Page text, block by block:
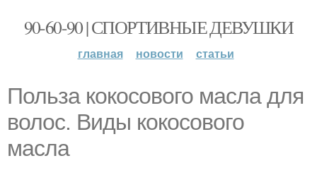
90-60-90 | СПОРТИВНЫЕ ДЕВУШКИ
главная новости статьи
Польза кокосового масла для
волос. Виды кокосового
масла